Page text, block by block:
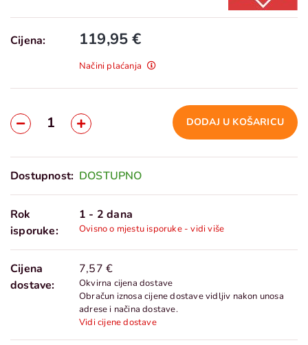
Cijena: 119,95 €
Načini plaćanja
DODAJ U KOŠARICU
Dostupnost: DOSTUPNO
Rok
isporuke:
1 - 2 dana
Ovisno o mjestu isporuke - vidi više
Cijena
dostave:
7,57 €
Okvirna cijena dostave
Obračun iznosa cijene dostave vidljiv nakon unosa
adrese i načina dostave.
Vidi cijene dostave